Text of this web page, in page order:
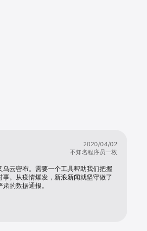
2020/04/02
不知名程序员一枚
云密布。需要一个工具帮助我们把握
。从疫情爆发，新浪新闻就坚守做了
的数据通报。